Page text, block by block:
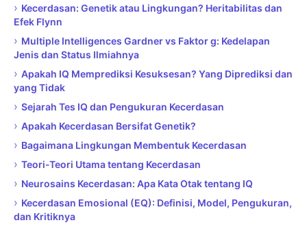
› Kecerdasan: Genetik atau Lingkungan? Heritabilitas dan
Efek Flynn
› Multiple Intelligences Gardner vs Faktor g: Kedelapan
Jenis dan Status Ilmiahnya
› Apakah IQ Memprediksi Kesuksesan? Yang Diprediksi dan
yang Tidak
› Sejarah Tes IQ dan Pengukuran Kecerdasan
› Apakah Kecerdasan Bersifat Genetik?
› Bagaimana Lingkungan Membentuk Kecerdasan
› Teori-Teori Utama tentang Kecerdasan
› Neurosains Kecerdasan: Apa Kata Otak tentang IQ
› Kecerdasan Emosional (EQ): Definisi, Model, Pengukuran,
dan Kritiknya